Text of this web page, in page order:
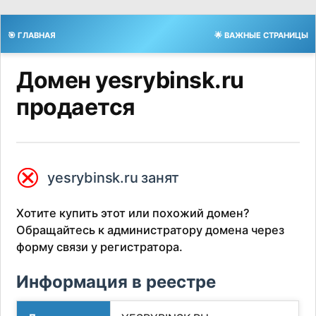
🎯 ГЛАВНАЯ 🌟 ВАЖНЫЕ СТРАНИЦЫ
Домен yesrybinsk.ru
продается
⮿ yesrybinsk.ru занят
Хотите купить этот или похожий домен?
Обращайтесь к администратору домена через
форму связи у регистратора.
Информация в реестре